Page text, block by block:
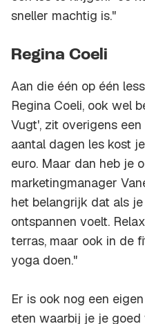
sneller machtig is."
Regina Coeli
Aan die één op één
Regina Coeli, ook wel
Vugt', zit overigens
aantal dagen les kost
euro. Maar dan heb je
marketingmanager
het belangrijk dat als
ontspannen voelt.
terras, maar ook in de
yoga doen."
Er is ook nog een
eten waarbij je je goed